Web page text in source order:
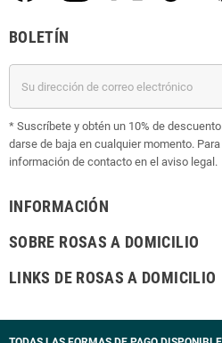
BOLETÍN
* Suscríbete y obtén un 10% de
darse de baja en cualquier momento.
información de contacto en el aviso legal.
INFORMACIÓN
SOBRE ROSAS A DOMICILIO
LINKS DE ROSAS A DOMICILIO